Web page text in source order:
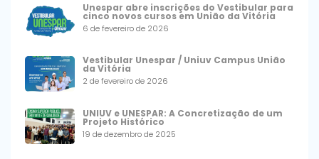
Unespar abre inscrições do Vestibular para
cinco novos cursos em União da Vitória
6 de fevereiro de 2026
Vestibular Unespar / Uniuv Campus União
da Vitória
2 de fevereiro de 2026
UNIUV e UNESPAR: A Concretização de um
Projeto Histórico
19 de dezembro de 2025